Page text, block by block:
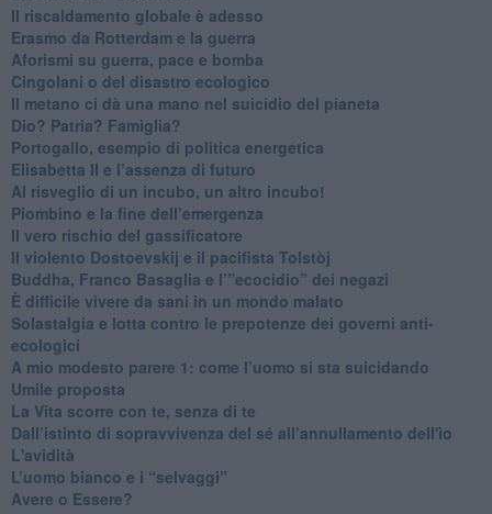
Il riscaldamento globale è adesso
​Erasmo da Rotterdam e la guerra
​Aforismi su guerra, pace e bomba
Cingolani o del disastro ecologico
​Il metano ci dà una mano nel suicidio del pianeta
​Dio? Patria? Famiglia?
Portogallo, esempio di politica energetica
​Elisabetta II e l’assenza di futuro
Al risveglio di un incubo, un altro incubo!
​Piombino e la fine dell’emergenza
​Il vero rischio del gassificatore
​Il violento Dostoevskij e il pacifista Tolstòj
​Buddha, Franco Basaglia e l’”ecocidio” dei negazi
​È difficile vivere da sani in un mondo malato
Solastalgia e lotta contro le prepotenze dei governi anti-
ecologici
​A mio modesto parere 1: come l’uomo si sta suicidando
​Umile proposta
​La Vita scorre con te, senza di te
​Dall’istinto di sopravvivenza del sé all’annullamento dell'io
L'avidità
​L’uomo bianco e i “selvaggi”
​Avere o Essere?